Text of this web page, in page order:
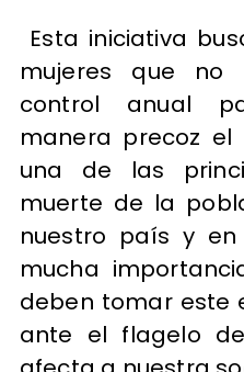
Esta iniciativa
mujeres que no
control anual
manera precoz
una de las
muerte de la
nuestro país y
mucha
deben tomar este
ante el flagelo